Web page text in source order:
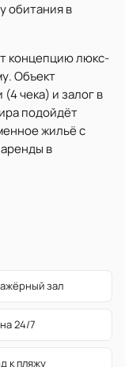
обитания в
концепцию люкс-
Объект
чека) и залог в
подойдёт
жильё с
в
зал
24/7
к пляжу